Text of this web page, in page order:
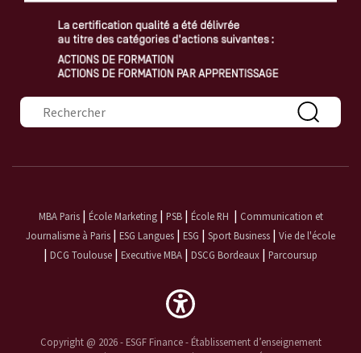
Formulaire de recherche
MBA Paris| École Marketing| PSB| École RH | Communication et
Journalisme à Paris | ESG Langues | ESG | Sport Business | Vie de l'école
| DCG Toulouse | Executive MBA | DSCG Bordeaux | Parcoursup
Copyright @ 2026 - ESGF Finance - Établissement d’enseignement